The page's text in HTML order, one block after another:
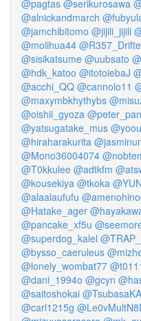
@pagtas @serikurosawa
@alnickandmarch
@jamchibitomo @jijili_jijili
@molihua44
@sisikatsume @uubsato
@hdk_katoo @itotoiebaJ
@acchi_QQ @cannolo11
@maxymbkhythybs
@oishii_gyoza
@yatsugatake_mus
@hiraharakurita
@Mono36004074
@T0kkulee @adtkfm
@kousekiya @tkoka
@alaalaufufu
@Hatake_ager
@pancake_xf5u
@superdog_kalel
@bysso_caeruleus
@lonely_wombat77
@dani_1994o @gcyn
@saitoshokai
@carl1215g